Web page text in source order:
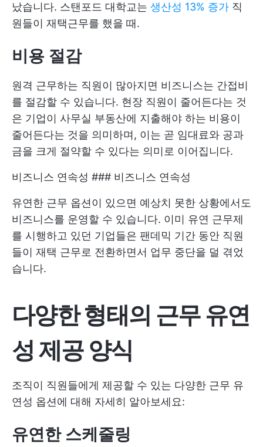
났습니다. 스탠포드 대학교는 생산성 13% 증가 직
원들이 재택근무를 했을 때.
비용 절감
원격 근무하는 직원이 많아지면 비즈니스는 간접비
를 절감할 수 있습니다. 현장 직원이 줄어든다는 것
은 기업이 사무실 부동산에 지출해야 하는 비용이
줄어든다는 것을 의미하며, 이는 곧 임대료와 공과
금을 크게 절약할 수 있다는 의미로 이어집니다.
비즈니스 연속성 ### 비즈니스 연속성
유연한 근무 옵션이 있으면 예상치 못한 상황에서도
비즈니스를 운영할 수 있습니다. 이미 유연 근무제
를 시행하고 있던 기업들은 팬데믹 기간 동안 직원
들이 재택 근무로 전환하면서 업무 중단을 덜 겪었
습니다.
다양한 형태의 근무 유연
성 제공 양식
조직이 직원들에게 제공할 수 있는 다양한 근무 유
연성 옵션에 대해 자세히 알아보세요:
유연한 스케줄링